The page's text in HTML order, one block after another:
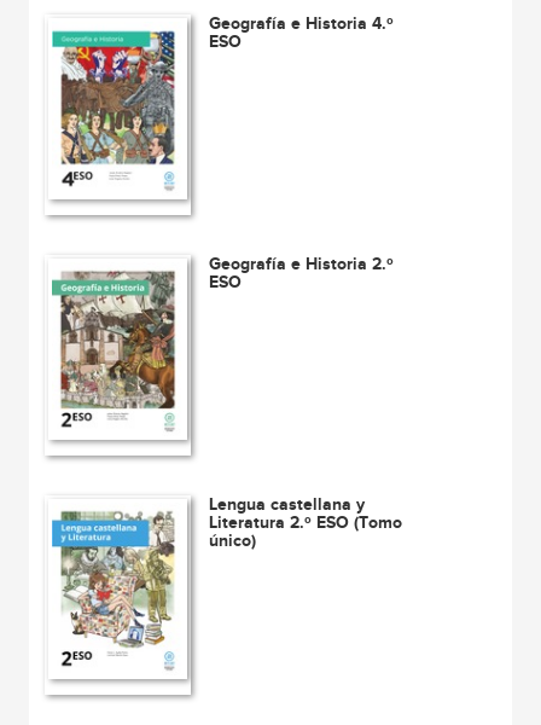
Geografía e Historia 4.º
ESO
Geografía e Historia 2.º
ESO
Lengua castellana y
Literatura 2.º ESO (Tomo
único)